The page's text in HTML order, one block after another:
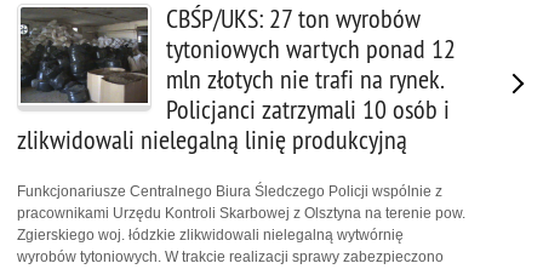
CBŚP/UKS: 27 ton wyrobów
tytoniowych wartych ponad 12
mln złotych nie trafi na rynek.
Policjanci zatrzymali 10 osób i
zlikwidowali nielegalną linię produkcyjną
Funkcjonariusze Centralnego Biura Śledczego Policji wspólnie z
pracownikami Urzędu Kontroli Skarbowej z Olsztyna na terenie pow.
Zgierskiego woj. łódzkie zlikwidowali nielegalną wytwórnię
wyrobów tytoniowych. W trakcie realizacji sprawy zabezpieczono